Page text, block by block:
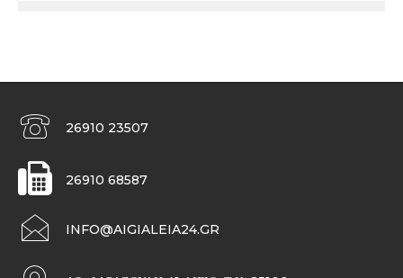
26910 23507
26910 68587
INFO@AIGIALEIA24.GR